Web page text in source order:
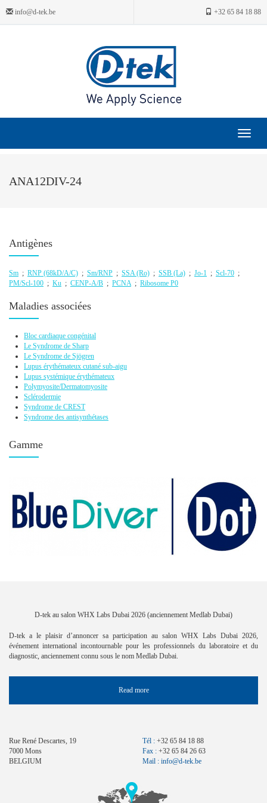
info@d-tek.be +32 65 84 18 88
Toggle
ANA12DIV-24
Antigènes
Sm ; RNP (68kD/A/C) ; Sm/RNP ; SSA (Ro) ; SSB (La) ; Jo-1 ; Scl-70 ;
PM/Scl-100 ; Ku ; CENP-A/B ; PCNA; Ribosome P0
Maladies associées
Bloc cardiaque congénital
Le Syndrome de Sharp
Le Syndrome de Sjögren
Lupus érythémateux cutané sub-aigu
Lupus systémique érythémateux
Polymyosite/Dermatomyosite
Sclérodermie
Syndrome de CREST
Syndrome des antisynthétases
Gamme
D-tek au salon WHX Labs Dubai 2026 (anciennement Medlab Dubai)
D-tek a le plaisir d’annoncer sa participation au salon WHX Labs Dubai 2026,
événement international incontournable pour les professionnels du laboratoire et du
diagnostic, anciennement connu sous le nom Medlab Dubai.
Read more
Rue René Descartes, 19
7000 Mons
BELGIUM
Tél : +32 65 84 18 88
Fax : +32 65 84 26 63
Mail : info@d-tek.be